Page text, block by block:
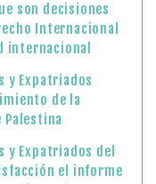
son decisiones
Internacional
internacional
y Expatriados
de la
Palestina
y Expatriados del
el informe